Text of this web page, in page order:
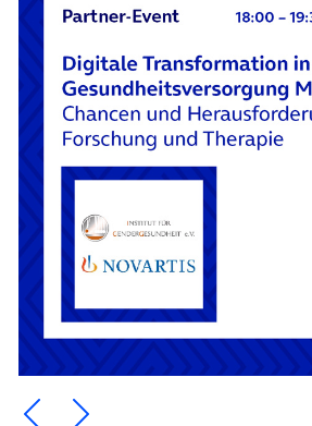
Ein Element zurück blättern
Ein Element weiter blättern